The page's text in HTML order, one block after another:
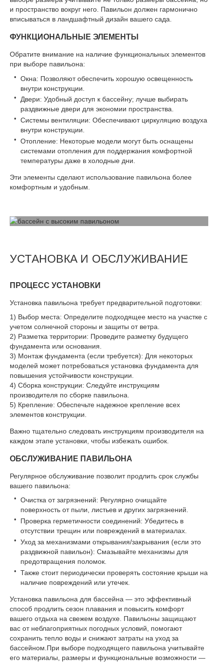
и пространство вокруг него. Павильон должен гармонично
вписываться в ландшафтный дизайн вашего сада.
ФУНКЦИОНАЛЬНЫЕ ЭЛЕМЕНТЫ
Обратите внимание на наличие функциональных элементов
при выборе павильона:
Окна: Позволяют обеспечить хорошую освещенность
внутри конструкции.
Двери: Удобный доступ к бассейну; лучше выбирать
раздвижные двери для экономии пространства.
Системы вентиляции: Обеспечивают циркуляцию воздуха
внутри конструкции.
Отопление: Некоторые модели могут быть оснащены
системами отопления для поддержания комфортной
температуры даже в холодные дни.
Эти элементы сделают использование павильона более
комфортным и удобным.
УСТАНОВКА И ОБСЛУЖИВАНИЕ
ПРОЦЕСС УСТАНОВКИ
Установка павильона требует предварительной подготовки:
Выбор места: Определите подходящее место на участке с
учетом солнечной стороны и защиты от ветра.
Разметка территории: Проведите разметку будущего
фундамента или основания.
Монтаж фундамента (если требуется): Для некоторых
моделей может потребоваться установка фундамента для
повышения устойчивости конструкции.
Сборка конструкции: Следуйте инструкциям
производителя по сборке павильона.
Крепление: Обеспечьте надежное крепление всех
элементов конструкции.
Важно тщательно следовать инструкциям производителя на
каждом этапе установки, чтобы избежать ошибок.
ОБСЛУЖИВАНИЕ ПАВИЛЬОНА
Регулярное обслуживание позволит продлить срок службы
вашего павильона:
Очистка от загрязнений: Регулярно очищайте
поверхность от пыли, листьев и других загрязнений.
Проверка герметичности соединений: Убедитесь в
отсутствии трещин или повреждений в материалах.
Уход за механизмами открывания/закрывания (если это
раздвижной павильон): Смазывайте механизмы для
предотвращения поломок.
Также стоит периодически проверять состояние крыши на
наличие повреждений или утечек.
Установка павильона для бассейна — это эффективный
способ продлить сезон плавания и повысить комфорт
вашего отдыха на свежем воздухе. Павильоны защищают
вас от неблагоприятных погодных условий, помогают
сохранить тепло воды и снижают затраты на уход за
бассейном.При выборе подходящего павильона учитывайте
его материалы, размеры и функциональные возможности —